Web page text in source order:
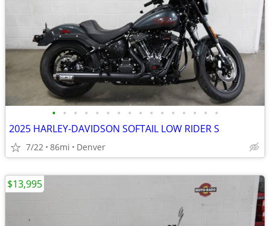
• • • • • • • • • • • • • • • •
2025 HARLEY-DAVIDSON SOFTAIL LOW RIDER S
7/22 86mi Denver
$13,995